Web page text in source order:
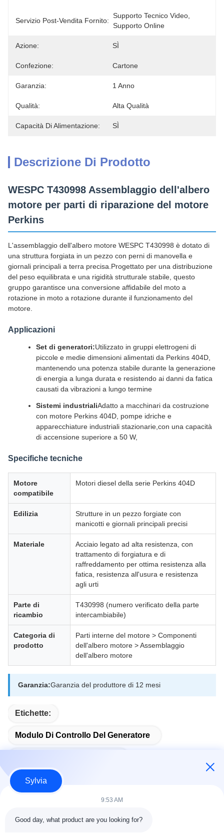
Servizio Post-Vendita Fornito:
Supporto Tecnico Video,
Supporto Online
Azione: SÌ
Confezione: Cartone
Garanzia: 1 Anno
Qualità: Alta Qualità
Capacità Di Alimentazione: SÌ
Descrizione Di Prodotto
WESPC T430998 Assemblaggio dell'albero
motore per parti di riparazione del motore
Perkins
L'assemblaggio dell'albero motore WESPC T430998 è dotato di
una struttura forgiata in un pezzo con perni di manovella e
giornali principali a terra precisa.Progettato per una distribuzione
del peso equilibrata e una rigidità strutturale stabile, questo
gruppo garantisce una conversione affidabile del moto a
rotazione in moto a rotazione durante il funzionamento del
motore.
Applicazioni
Set di generatori:Utilizzato in gruppi elettrogeni di
piccole e medie dimensioni alimentati da Perkins 404D,
mantenendo una potenza stabile durante la generazione
di energia a lunga durata e resistendo ai danni da fatica
causati da vibrazioni a lungo termine
Sistemi industrialiAdatto a macchinari da costruzione
con motore Perkins 404D, pompe idriche e
apparecchiature industriali stazionarie,con una capacità
di accensione superiore a 50 W,
Specifiche tecniche
Motore
compatibile
Motori diesel della serie Perkins 404D
Edilizia
Strutture in un pezzo forgiate con
manicotti e giornali principali precisi
Materiale
Acciaio legato ad alta resistenza, con
trattamento di forgiatura e di
raffreddamento per ottima resistenza alla
fatica, resistenza all'usura e resistenza
agli urti
Parte di
ricambio
T430998 (numero verificato della parte
intercambiabile)
Categoria di
prodotto
Parti interne del motore > Componenti
dell'albero motore > Assemblaggio
dell'albero motore
Garanzia:Garanzia del produttore di 12 mesi
Etichette:
Modulo Di Controllo Del Generatore
Contatto rapido
Sylvia
9:53 AM
Good day, what product are you looking for?